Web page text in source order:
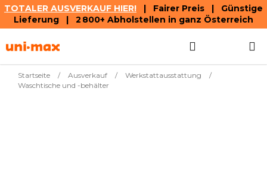
TOTALER AUSVERKAUF HIER! | Fairer Preis | Günstige
Lieferung | 2 800+ Abholstellen in ganz Österreich
Inhalt
Startseite / Ausverkauf / Werkstattausstattung
/
Waschtische und -behälter